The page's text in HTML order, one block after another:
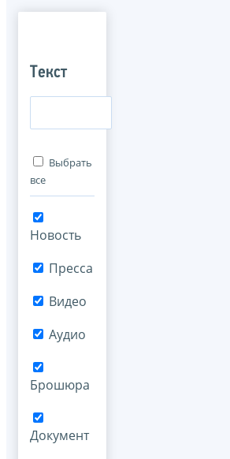
Текст
Выбрать
все
Новость
Пресса
Видео
Аудио
Брошюра
Документ